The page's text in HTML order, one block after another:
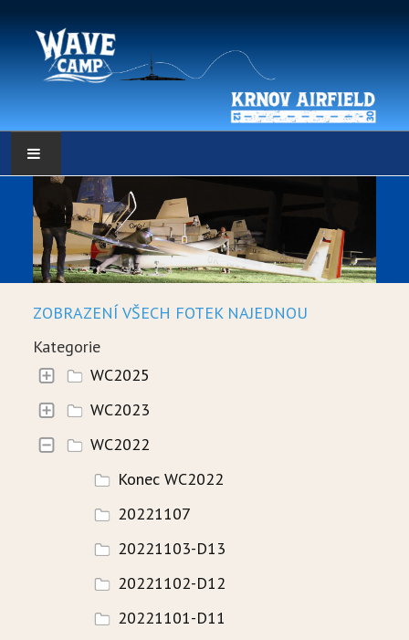
HLAVNÍ STRÁNKA
POČASÍ
POČASÍ - DATA
WEBKAMERY
LOW RES METEO
SELF BRIEFING
HISTORIE
WAVECAMP 2024
ZOBRAZENÍ VŠECH FOTEK NAJEDNOU
Kategorie
WC2025
WC2023
WC2022
Konec WC2022
20221107
20221103-D13
20221102-D12
20221101-D11